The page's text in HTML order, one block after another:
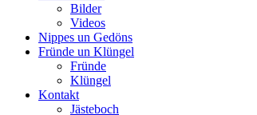
Bilder
Videos
Nippes un Gedöns
Fründe un Klüngel
Fründe
Klüngel
Kontakt
Jästeboch